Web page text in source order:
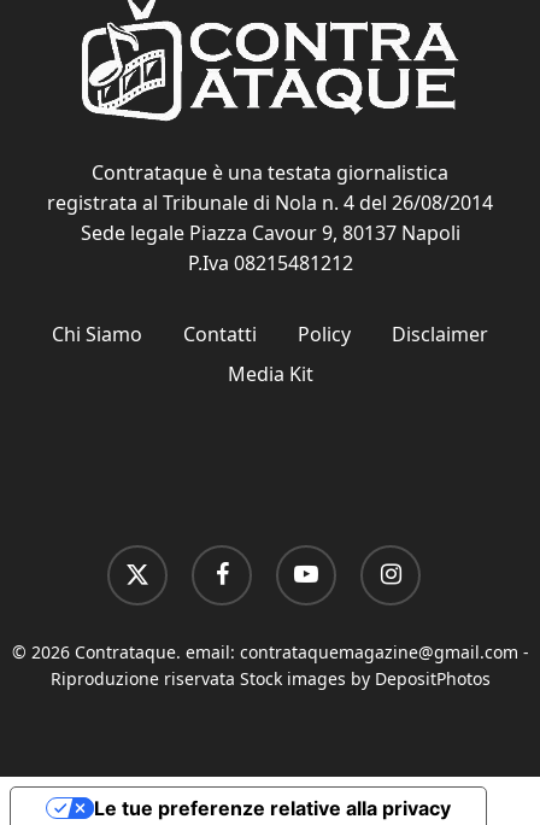
Contrataque è una testata giornalistica
registrata al Tribunale di Nola n. 4 del 26/08/2014
Sede legale Piazza Cavour 9, 80137 Napoli
P.Iva 08215481212
Chi Siamo Contatti Policy
Disclaimer
Media Kit
x-
twitter
facebook youtube instagram
© 2026 Contrataque. email: contrataquemagazine@gmail.com -
Riproduzione riservata Stock images by DepositPhotos
Le tue preferenze relative alla privacy